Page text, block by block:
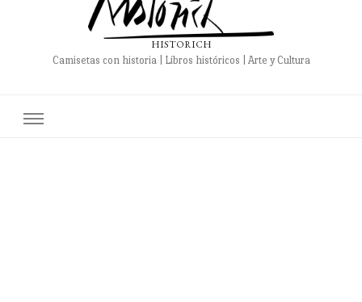
HISTORICH
Camisetas con historia | Libros históricos | Arte y Cultura